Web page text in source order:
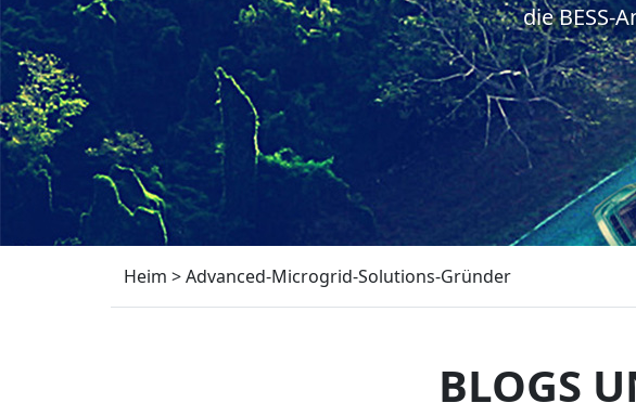
die BESS-
Heim >Advanced-Microgrid-Solutions-Gründer
BLOGS